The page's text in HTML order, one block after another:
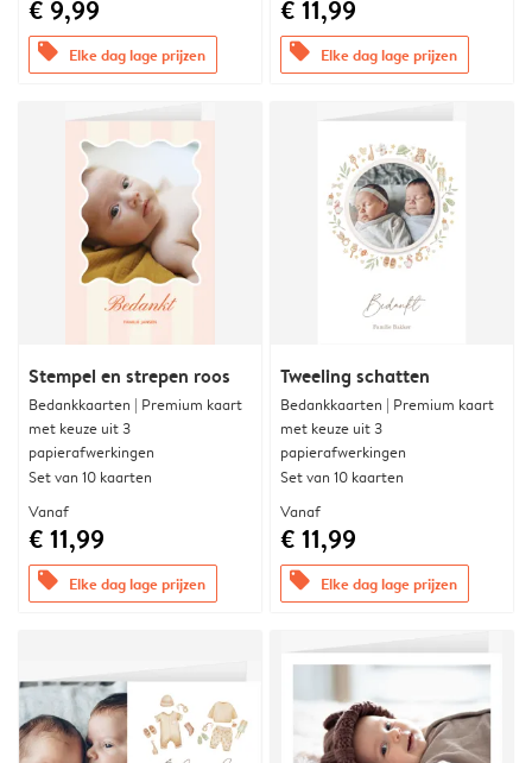
€ 9,99
offers Elke dag lage prijzen
€ 11,99
offers Elke dag lage prijzen
Stempel en strepen roos
Bedankkaarten | Premium kaart
met keuze uit 3
papierafwerkingen
Set van 10 kaarten
Vanaf
€ 11,99
offers Elke dag lage prijzen
Tweeling schatten
Bedankkaarten | Premium kaart
met keuze uit 3
papierafwerkingen
Set van 10 kaarten
Vanaf
€ 11,99
offers Elke dag lage prijzen